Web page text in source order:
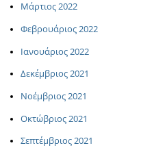
Μάρτιος 2022
Φεβρουάριος 2022
Ιανουάριος 2022
Δεκέμβριος 2021
Νοέμβριος 2021
Οκτώβριος 2021
Σεπτέμβριος 2021